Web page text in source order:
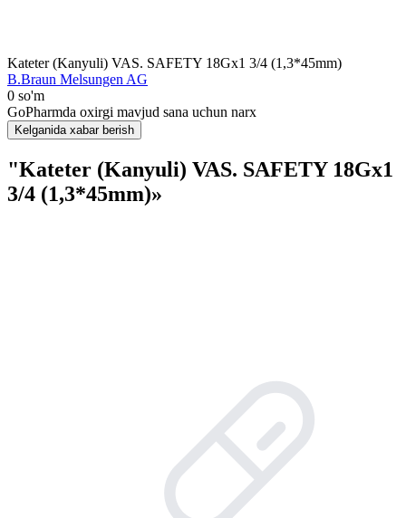
Kateter (Kanyuli) VAS. SAFETY 18Gx1 3/4 (1,3*45mm)
B.Braun Melsungen AG
0 so'm
GoPharmda oxirgi mavjud sana uchun narx
Kelganida xabar berish
"Kateter (Kanyuli) VAS. SAFETY 18Gx1
3/4 (1,3*45mm)»